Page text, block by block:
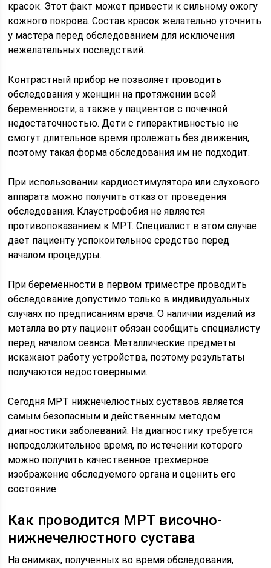
красок. Этот факт может привести к сильному ожогу
кожного покрова. Состав красок желательно уточнить
у мастера перед обследованием для исключения
нежелательных последствий.
Контрастный прибор не позволяет проводить
обследования у женщин на протяжении всей
беременности, а также у пациентов с почечной
недостаточностью. Дети с гиперактивностью не
смогут длительное время пролежать без движения,
поэтому такая форма обследования им не подходит.
При использовании кардиостимулятора или слухового
аппарата можно получить отказ от проведения
обследования. Клаустрофобия не является
противопоказанием к МРТ. Специалист в этом случае
дает пациенту успокоительное средство перед
началом процедуры.
При беременности в первом триместре проводить
обследование допустимо только в индивидуальных
случаях по предписаниям врача. О наличии изделий из
металла во рту пациент обязан сообщить специалисту
перед началом сеанса. Металлические предметы
искажают работу устройства, поэтому результаты
получаются недостоверными.
Сегодня МРТ нижнечелюстных суставов является
самым безопасным и действенным методом
диагностики заболеваний. На диагностику требуется
непродолжительное время, по истечении которого
можно получить качественное трехмерное
изображение обследуемого органа и оценить его
состояние.
Как проводится МРТ височно-
нижнечелюстного сустава
На снимках, полученных во время обследования,